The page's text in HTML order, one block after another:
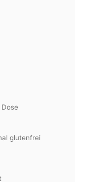
glutenfrei